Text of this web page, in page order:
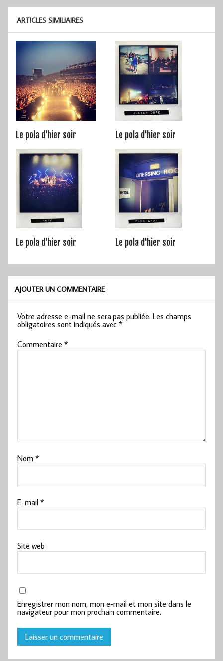
ARTICLES SIMILIAIRES
Le pola d'hier soir Le pola d'hier soir
Le pola d'hier soir Le pola d'hier soir
AJOUTER UN COMMENTAIRE
Votre adresse e-mail ne sera pas publiée. Les champs
obligatoires sont indiqués avec*
Commentaire*
Nom*
E-mail*
Site web
Enregistrer mon nom, mon e-mail et mon site dans le
navigateur pour mon prochain commentaire.